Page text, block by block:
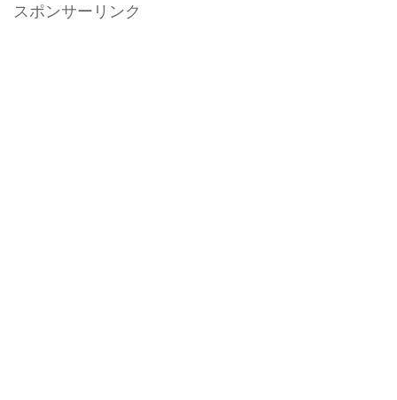
スポンサーリンク